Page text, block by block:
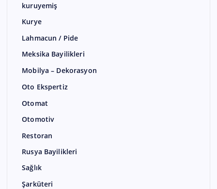
kuruyemiş
Kurye
Lahmacun / Pide
Meksika Bayilikleri
Mobilya – Dekorasyon
Oto Ekspertiz
Otomat
Otomotiv
Restoran
Rusya Bayilikleri
Sağlık
Şarküteri